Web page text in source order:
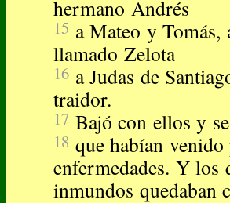
hermano Andrés
15 a Mateo y
llamado Zelota
16 a Judas de
traidor.
17 Bajó con ellos y
18 que habían
enfermedades. Y los
inmundos quedaban